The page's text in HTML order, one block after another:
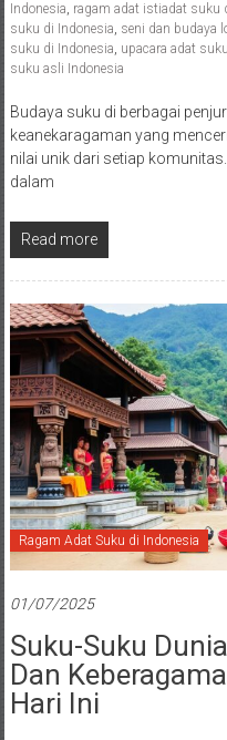
Indonesia, ragam adat istiadat suku
suku di Indonesia, seni dan budaya
suku di Indonesia, upacara adat
suku asli Indonesia
Budaya suku di berbagai
keanekaragaman yang
nilai unik dari setiap
dalam
Read more
Ragam Adat Suku di Indonesia
01/07/2025
Suku-Suku
Dan
Hari Ini